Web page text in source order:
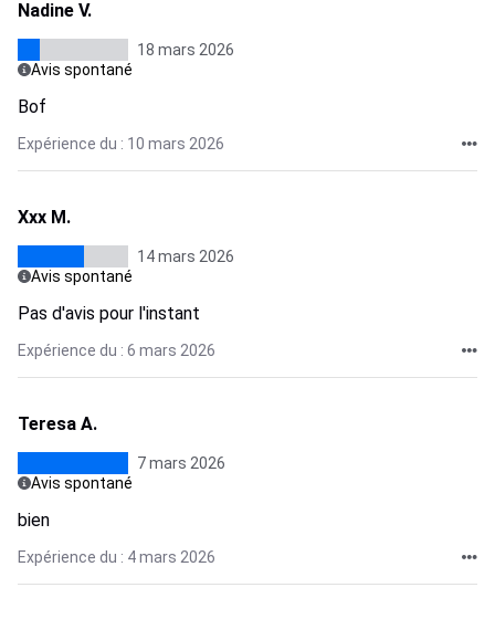
Nadine V.
18 mars 2026
Avis spontané
Bof
Expérience du : 10 mars 2026
Xxx M.
14 mars 2026
Avis spontané
Pas d'avis pour l'instant
Expérience du : 6 mars 2026
Teresa A.
7 mars 2026
Avis spontané
bien
Expérience du : 4 mars 2026